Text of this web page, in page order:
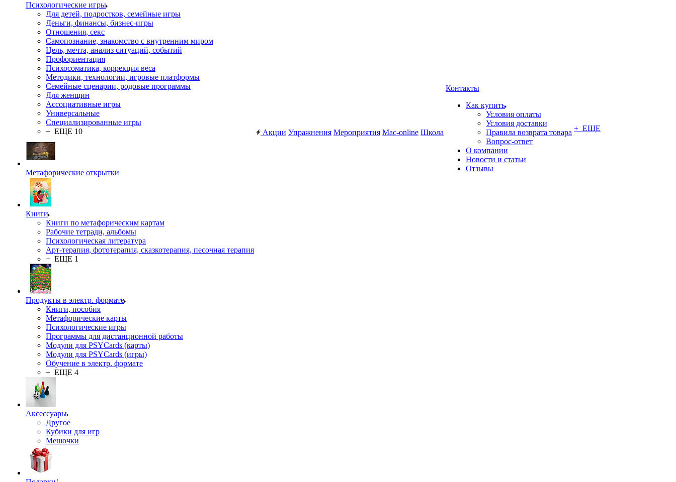
Психологические игры
Для детей, подростков, семейные игры
Деньги, финансы, бизнес-игры
Отношения, секс
Самопознание, знакомство с внутренним миром
Цель, мечта, анализ ситуаций, событий
Профориентация
Психосоматика, коррекция веса
Методики, технологии, игровые платформы
Семейные сценарии, родовые программы
Для женщин
Ассоциативные игры
Универсальные
Специализированные игры
+ ЕЩЕ 10
Метафорические открытки
Книги
Книги по метафорическим картам
Рабочие тетради, альбомы
Психологическая литература
Арт-терапия, фототерапия, сказкотерапия, песочная терапия
+ ЕЩЕ 1
Продукты в электр. формате
Книги, пособия
Метафорические карты
Психологические игры
Программы для дистанционной работы
Модули для PSYCards (карты)
Модули для PSYCards (игры)
Обучение в электр. формате
+ ЕЩЕ 4
Аксессуары
Другое
Кубики для игр
Мешочки
Акции Упражнения Мероприятия Mac-online Школа
Контакты
Как купить
Условия оплаты
Условия доставки
Правила возврата товара
Вопрос-ответ
О компании
Новости и статьи
Отзывы
+ ЕЩЕ